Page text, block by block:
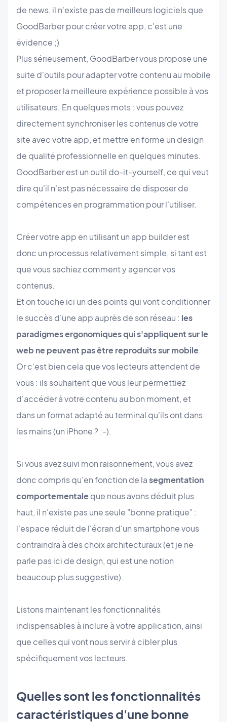
de news, il n'existe pas de meilleurs logiciels que
GoodBarber pour créer votre app, c'est une
évidence ;)
Plus sérieusement, GoodBarber vous propose une
suite d'outils pour adapter votre contenu au mobile
et proposer la meilleure expérience possible à vos
utilisateurs. En quelques mots : vous pouvez
directement synchroniser les contenus de votre
site avec votre app, et mettre en forme un design
de qualité professionnelle en quelques minutes.
GoodBarber est un outil do-it-yourself, ce qui veut
dire qu'il n'est pas nécessaire de disposer de
compétences en programmation pour l'utiliser.
Créer votre app en utilisant un app builder est
donc un processus relativement simple, si tant est
que vous sachiez comment y agencer vos
contenus.
Et on touche ici un des points qui vont conditionner
le succès d'une app auprès de son réseau : les
paradigmes ergonomiques qui s'appliquent sur le
web ne peuvent pas être reproduits sur mobile.
Or c'est bien cela que vos lecteurs attendent de
vous : ils souhaitent que vous leur permettiez
d'accéder à votre contenu au bon moment, et
dans un format adapté au terminal qu'ils ont dans
les mains (un iPhone ? :-).
Si vous avez suivi mon raisonnement, vous avez
donc compris qu'en fonction de lasegmentation
comportementaleque nous avons déduit plus
haut, il n'existe pas une seule "bonne pratique" :
l'espace réduit de l'écran d'un smartphone vous
contraindra à des choix architecturaux (et je ne
parle pas ici de design, qui est une notion
beaucoup plus suggestive).
Listons maintenant les fonctionnalités
indispensables à inclure à votre application, ainsi
que celles qui vont nous servir à cibler plus
spécifiquement vos lecteurs.
Quelles sont les fonctionnalités
caractéristiques d'une bonne